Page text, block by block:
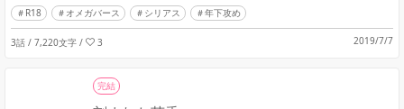
R18 オメガバース シリアス 年下攻め
3話 / 7,220文字 / 3 2019/7/7
完結